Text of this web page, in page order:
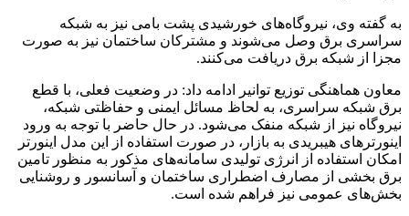
به گفته وی، نیروگاه‌های خورشیدی پشت‌ بامی نیز به شبکه
سراسری برق وصل می‌شوند و مشترکان ساختمان نیز به صورت
مجزا از شبکه برق دریافت می‌کنند.
معاون هماهنگی توزیع توانیر ادامه داد: در وضعیت فعلی، با قطع
برق شبکه سراسری، به لحاظ مسائل ایمنی و حفاظتی شبکه،
نیروگاه نیز از شبکه منفک می‌شود. در حال حاضر با توجه به ورود
اینورترهای هیبریدی به بازار، در صورت استفاده از این مدل اینورتر
امکان استفاده از انرژی تولیدی سامانه‌های مذکور به منظور تامین
برق بخشی از مصارف اضطراری ساختمان و آسانسور و روشنایی
بخش‌های عمومی نیز فراهم شده است.